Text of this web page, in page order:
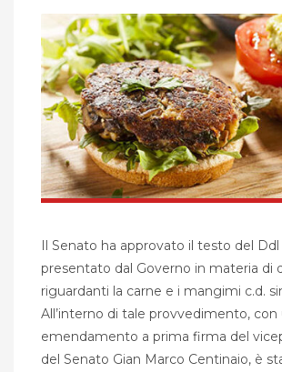
Il Senato ha approvato il testo del Ddl
presentato dal Governo in materia di
riguardanti la carne e i mangimi c.d.
All’interno di tale provvedimento, con
emendamento a prima firma del
del Senato Gian Marco Centinaio, è